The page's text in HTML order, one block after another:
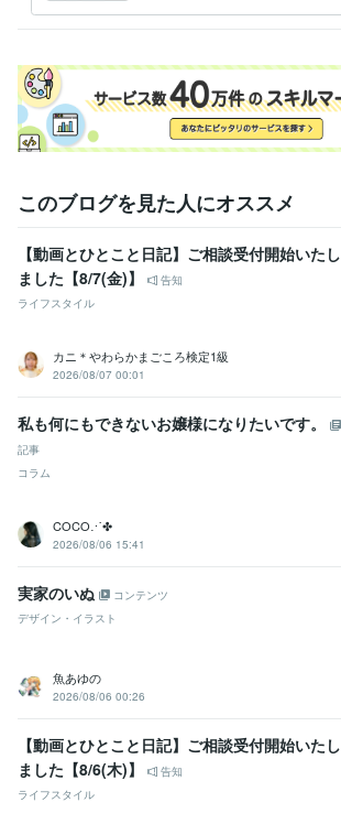
このブログを見た人にオススメ
【動画とひとこと日記】ご相談受付開始いたし
ました【8/7(金)】
告知
ライフスタイル
カニ＊やわらかまごころ検定1級
2026/08/07 00:01
私も何にもできないお嬢様になりたいです。
記事
コラム
COCO⋰✤
2026/08/06 15:41
実家のいぬ
コンテンツ
デザイン・イラスト
魚あゆの
2026/08/06 00:26
【動画とひとこと日記】ご相談受付開始いたし
ました【8/6(木)】
告知
ライフスタイル